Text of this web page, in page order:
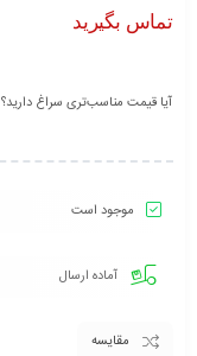
تماس بگیرید
آیا قیمت مناسب‌تری سراغ دارید؟
موجود است
آماده ارسال
مقایسه